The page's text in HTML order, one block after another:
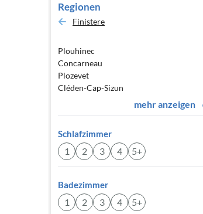
Regionen
Finistere
Plouhinec
Concarneau
Plozevet
Cléden-Cap-Sizun
mehr anzeigen
Schlafzimmer
1 2 3 4 5+
Badezimmer
1 2 3 4 5+